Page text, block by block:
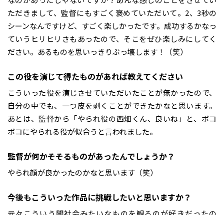
ただきまして、監督にもすごく褒めていただいて。2、3秒の
シーンなんですけど、すごく楽しかったです。成功するかなっ
ていうヒリヒリさもあったので、そこをぜひ楽しみにしてく
ださい。あるものを思いっきりぶっ壊します！（笑）
――この役を演じて得たものがあれば教えてください
こういった役を演じさせていただいたことが無かったので、
自分の中でも、一つ皮を剥くことができたかなと思います。
あとは、監督から「やられ役の西畑くん、良いね」と、ボコ
ボコにやられる役が似合うと言われました。
――監督が何かそそるものがあったんでしょうか？
やられ顔が良かったのかなと思います（笑）
――今後もこういった作品に挑戦したいと思いますか？